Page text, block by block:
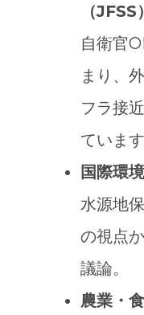
（JFSS）
自衛官
まり、
フラ接
ています
国際環
水源地
の視点
議論。
農業・